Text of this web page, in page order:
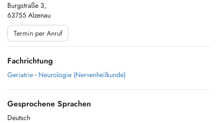
Burgstraße 3,
63755 Alzenau
Termin per Anruf
Fachrichtung
Geriatrie - Neurologie (Nervenheilkunde)
Gesprochene Sprachen
Deutsch